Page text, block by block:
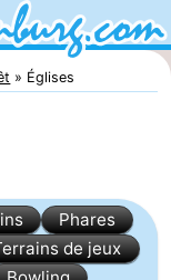
Églises
Phares
de jeux